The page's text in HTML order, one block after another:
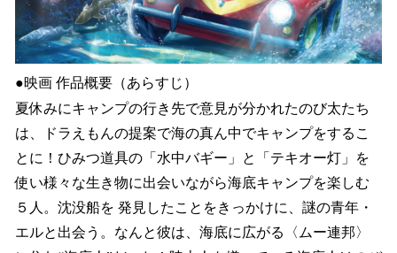
●映画 作品概要（あらすじ）
夏休みにキャンプの行き先で意見が分かれたのび太たち
は、ドラえもんの提案で海の真ん中でキャンプをするこ
とに！ひみつ道具の「水中バギー」と「テキオー灯」を
使い様々な生き物に出会いながら海底キャンプを楽しむ
５人。沈没船を 発見したことをきっかけに、謎の青年・
エルと出会う。なんと彼は、海底に広がる〈ムー連邦〉